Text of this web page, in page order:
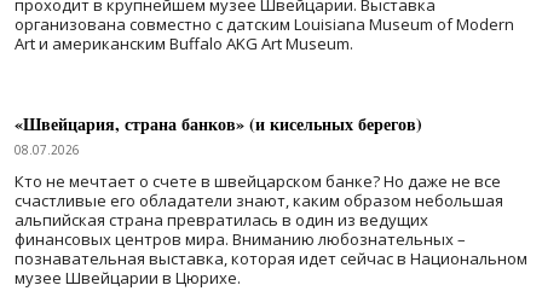
проходит в крупнейшем музее Швейцарии. Выставка
организована совместно с датским Louisiana Museum of Modern
Art и американским Buffalo AKG Art Museum.
«Швейцария, страна банков» (и кисельных берегов)
08.07.2026
Кто не мечтает о счете в швейцарском банке? Но даже не все
счастливые его обладатели знают, каким образом небольшая
альпийская страна превратилась в один из ведущих
финансовых центров мира. Вниманию любознательных –
познавательная выставка, которая идет сейчас в Национальном
музее Швейцарии в Цюрихе.